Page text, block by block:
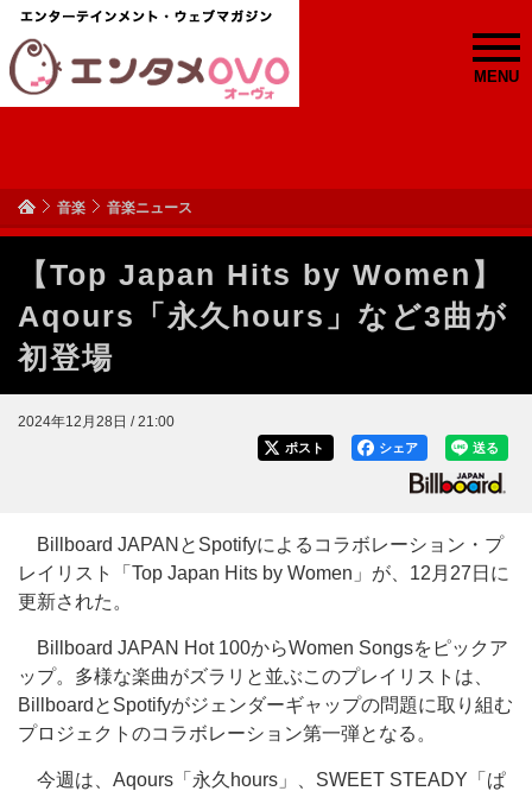
MENU
音楽 音楽ニュース
【Top Japan Hits by Women】
Aqours「永久hours」など3曲が
初登場
2024年12月28日 / 21:00
送る
シェア
ポスト
Billboard JAPANとSpotifyによるコラボレーション・プ
レイリスト「Top Japan Hits by Women」が、12月27日に
更新された。
Billboard JAPAN Hot 100からWomen Songsをピックア
ップ。多様な楽曲がズラリと並ぶこのプレイリストは、
BillboardとSpotifyがジェンダーギャップの問題に取り組む
プロジェクトのコラボレーション第一弾となる。
今週は、Aqours「永久hours」、SWEET STEADY「ぱ